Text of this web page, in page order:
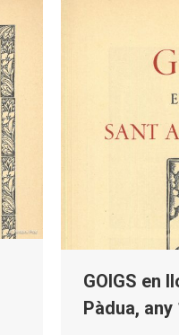
GOIGS en
Pàdua, any